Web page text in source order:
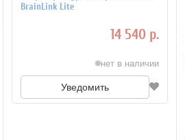
BrainLink Lite
14 540 р.
нет в наличии
Уведомить